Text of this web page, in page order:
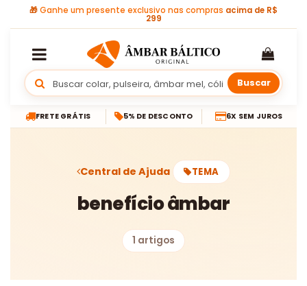
🎁Ganhe um presente exclusivo nas compras acima de R$
299
Buscar
FRETE GRÁTIS 5% DE DESCONTO 6X SEM JUROS
Central de Ajuda TEMA
benefício âmbar
1 artigos